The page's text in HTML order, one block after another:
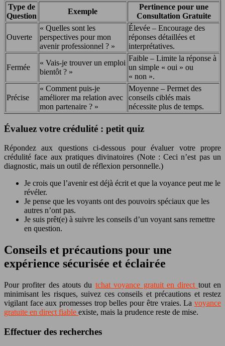
Type de
Question
Exemple
Pertinence pour une
Consultation Gratuite
Ouverte
« Quelles sont les
perspectives pour mon
avenir professionnel ? »
Élevée – Encourage des
réponses détaillées et
interprétatives.
Fermée
« Vais-je trouver un emploi
bientôt ? »
Faible – Limite la réponse à
un simple « oui » ou
« non ».
Précise
« Comment puis-je
améliorer ma relation avec
mon partenaire ? »
Moyenne – Permet des
conseils ciblés mais
nécessite plus de temps.
Évaluez votre crédulité : petit quiz
Répondez aux questions ci-dessous pour évaluer votre propre
crédulité face aux pratiques divinatoires (Note : Ceci n’est pas un
diagnostic, mais un outil de réflexion personnelle.)
Je crois que l’avenir est déjà écrit et que la voyance peut me le
révéler.
Je pense que les voyants ont des pouvoirs spéciaux que les
autres n’ont pas.
Je suis prêt(e) à suivre les conseils d’un voyant sans remettre
en question.
Conseils et précautions pour une
expérience sécurisée et éclairée
Pour profiter des atouts du tchat voyance gratuit en direct tout en
minimisant les risques, suivez ces conseils et précautions et restez
vigilant face aux promesses trop belles pour être vraies. La voyance
gratuite en direct fiable existe, mais la prudence reste de mise.
Effectuer des recherches